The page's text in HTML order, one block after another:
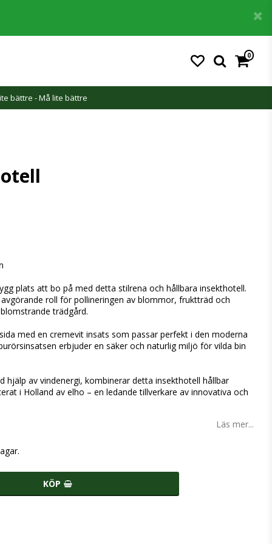
0
bättre - Må lite bättre
plats att bo på med detta stilrena och hållbara insekthotell.
roll för pollineringen av blommor, fruktträd och
trädgård.
med en cremevit insats som passar perfekt i den moderna
erbjuder en säker och naturlig miljö för vilda bin
hjälp av vindenergi, kombinerar detta insekthotell hållbar
i Holland av elho – en ledande tillverkare av innovativa och
Läs mer...
KÖP